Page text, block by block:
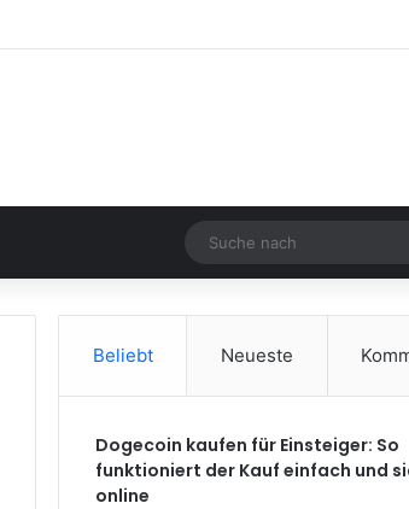
Beliebt Neueste
Dogecoin kaufen für Einsteiger: So
funktioniert der Kauf einfach und
online